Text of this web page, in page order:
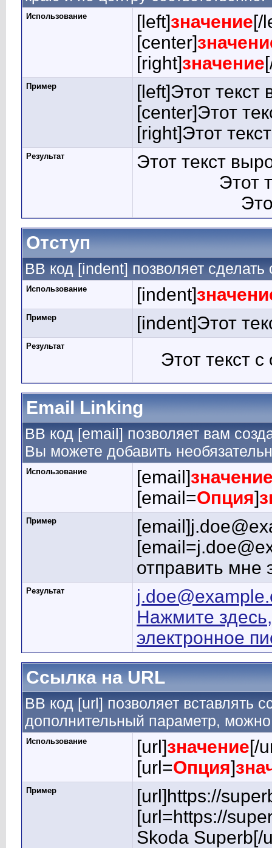
Использование [left]значение[/
[center]
[right]значение
Пример
[left]Этот
[center]Этот
[right]Этот
Результат
Этот текст
Этот
Отступ
BB код [indent] позволяет сделать
Использование [indent]
Пример [indent]Этот
Результат
Этот текст с
Email Linking
BB код [email] позволяет вам
Вы можете добавить
Использование [email]
[email=Опция]
Пример
отправить мне
Результат
Нажмите
электронное
Ссылка на URL
BB код [url] позволяет
дополнительный параметр, можно
Использование [url]значение[/
[url=Опция]
Пример
[url]https://
[url=https://
Skoda Superb[/